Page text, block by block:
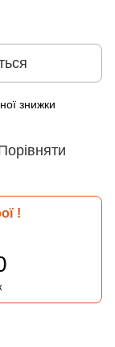
знижки
!